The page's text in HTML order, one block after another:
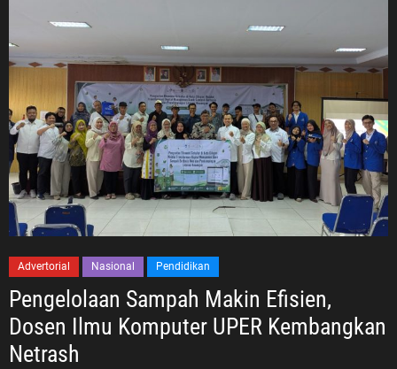
Advertorial Nasional Pendidikan
Pengelolaan Sampah Makin Efisien,
Dosen Ilmu Komputer UPER Kembangkan
Netrash